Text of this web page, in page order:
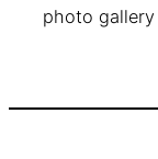
photo